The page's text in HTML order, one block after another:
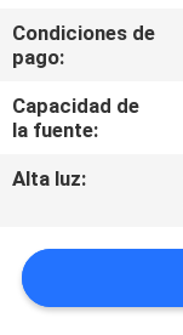
PIDA
UNA
CITA
DEL
SITIO
Condiciones de
pago:
Capacidad de
la fuente:
Alta luz: